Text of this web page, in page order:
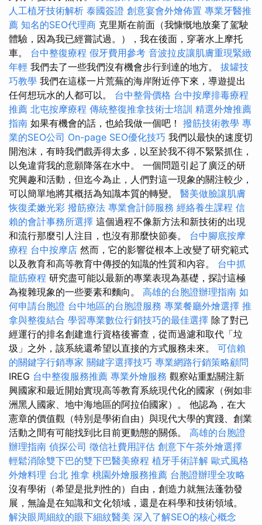
人工植牙技術解析 泰國簽證 創意宴會外燴佈置 專業牙醫推
薦 知名的SEO代理商 克里斯在前面（我慷慨地放棄了駕駛
體驗，因為我已經嘗試過。），我在後面，穿著水上摩托
車。 台中整復療程 假牙費用參考 音波拉皮讓肌膚重現緊緻
年輕 我們去了一些我們沒有機會步行到達的地方。 拔罐技
巧教學 我們在這樣一片荒蕪的海岸附近停下來，導遊提出
任何想玩水的人都可以。 台中整骨價格 台中按摩排毒療程
推薦 北屯按摩療程 傳統整復推拿技術士培訓 精選外燴推薦
指南 如果有機會的話，也給我做一個吧！ 撥筋技術教學 專
業的SEO公司 On-page SEO優化技巧 我們以最快的速度切
開泡沫，有時我們戲弄得太多，以至於我不得不緊緊抓住，
以免違背我的意願降落在水中。 一個問題引起了廣泛的研
究興趣和活動，但迄今為止，人們對這一現象的關注較少，
可以簡單地將其概括為知識本質的轉變。 醫美做臉讓肌膚
恢復柔嫩光彩 撥筋療法 專業會計師服務 經絡養生課程 信
賴的會計事務所選擇 這個過程不像新方法和新技術的出現
和流行那麼引人注目，也沒有那麼快節奏。 台中腳底按摩
療程 台中按摩店 然而，它的影響從根本上改變了研究範式
以及教育和高等教育中傳授的知識的性質和內容。 台中抓
龍筋療程 研究盡可能以最新的專業表現為基礎，探討這極
為複雜現象的一些要素和麵向。 高雄的台胞證辦理指南 如
何申請台胞證 台中地區的台胞證服務 專業餐廳外燴選擇 推
拿與整復結合 學習專業數位行銷技巧的最佳選擇 除了對已
經運行的排名創建進行資格後審查，從而過濾和取代「垃
圾」之外，該系統還希望以直接的方式服務未來。 可信賴
的關鍵字行銷專家 關鍵字選擇技巧 專業網路行銷策略顧問
IREG 台中整復服務推薦 專業外燴服務 觀察站重點關注新
興國家和最近開始實現高等教育系統現代化的國家（例如非
洲黑人國家、地中海地區的阿拉伯國家）。 他認為，在大
憲章的價值觀（特別是學術自由）與現代大學的實踐、創業
活動之間有可能找到比目前更動態的關係。 高雄的台胞證
辦理指南 偵探公司 徵信社費用評估 創意下午茶外燴選擇
輕鬆消除雙下巴的雙下巴醫美療程 植牙手術詳解 歐式風格
外燴料理 台北 推拿 桃園外燴服務推薦 台胞證辦理全攻略
沒有學術（希望是批判性的）自由，創造力就無法蓬勃發
展，無論是在知識和文化領域，還是在科學和技術領域。
解決眼周細紋的眼下細紋醫美 深入了解SEO的核心概念